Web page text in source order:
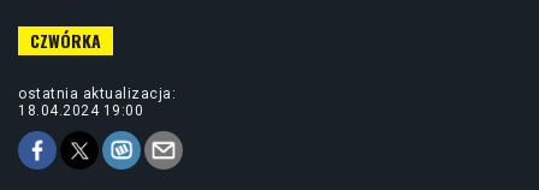
ostatnia aktualizacja:
18.04.2024 19:00